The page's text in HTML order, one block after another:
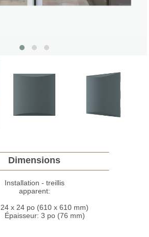
Dimensions
Installation - treillis
apparent:
24 x 24 po (610 x 610 mm)
Épaisseur: 3 po (76 mm)